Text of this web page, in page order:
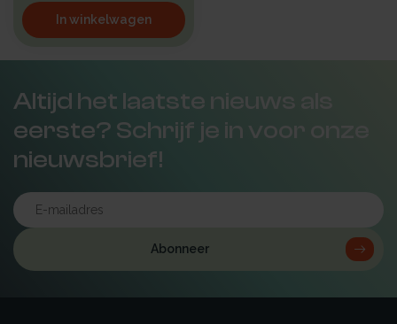
In winkelwagen
Altijd het laatste nieuws als
eerste? Schrijf je in voor onze
nieuwsbrief!
Abonneer